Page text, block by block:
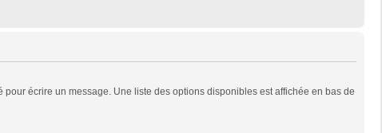
écrire un message. Une liste des options disponibles est affichée en bas de